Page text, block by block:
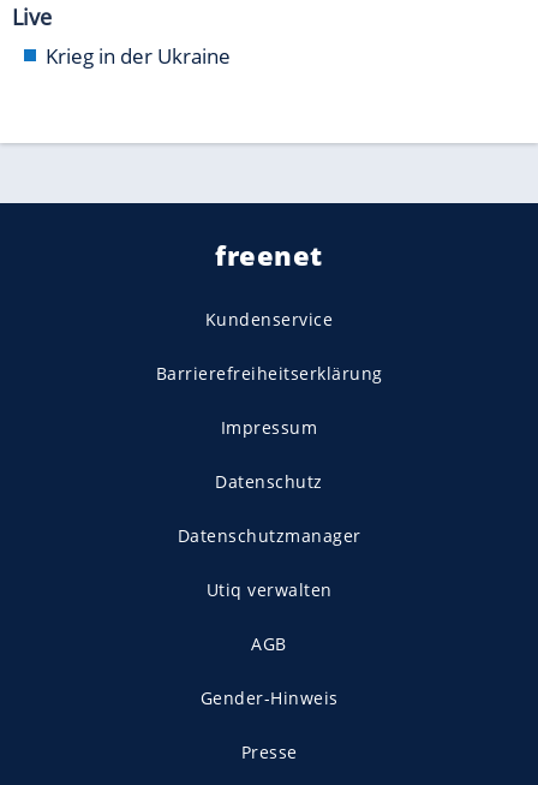
Live
Krieg in der Ukraine
freenet
Kundenservice
Barrierefreiheitserklärung
Impressum
Datenschutz
Datenschutzmanager
Utiq verwalten
AGB
Gender-Hinweis
Presse